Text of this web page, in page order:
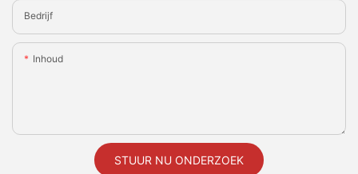
Bedrijf
Inhoud
STUUR NU ONDERZOEK